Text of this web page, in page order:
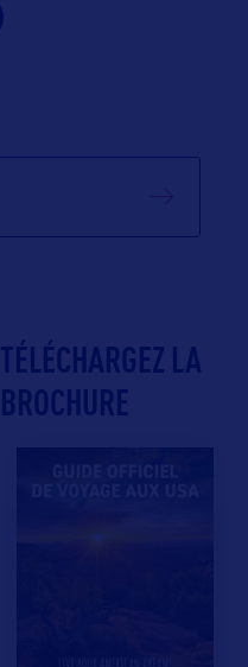
TÉLÉCHARGEZ LA
BROCHURE